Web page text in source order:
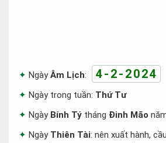
NgàyÂm Lịch: 4-2-2024
Ngày trong tuần: Thứ Tư
Ngày Bính Tý tháng Đinh Mão
Ngày Thiên Tài: nên xuất hành,